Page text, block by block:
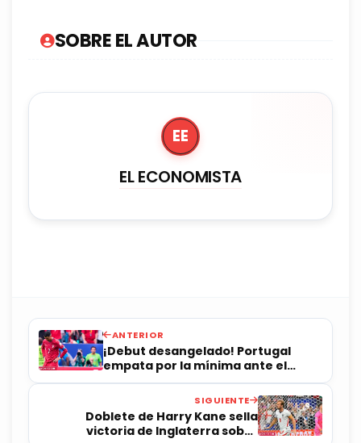
SOBRE EL AUTOR
EE
EL ECONOMISTA
ANTERIOR
¡Debut desangelado! Portugal
empata por la mínima ante el
Congo
SIGUIENTE
Doblete de Harry Kane sella
victoria de Inglaterra sobre